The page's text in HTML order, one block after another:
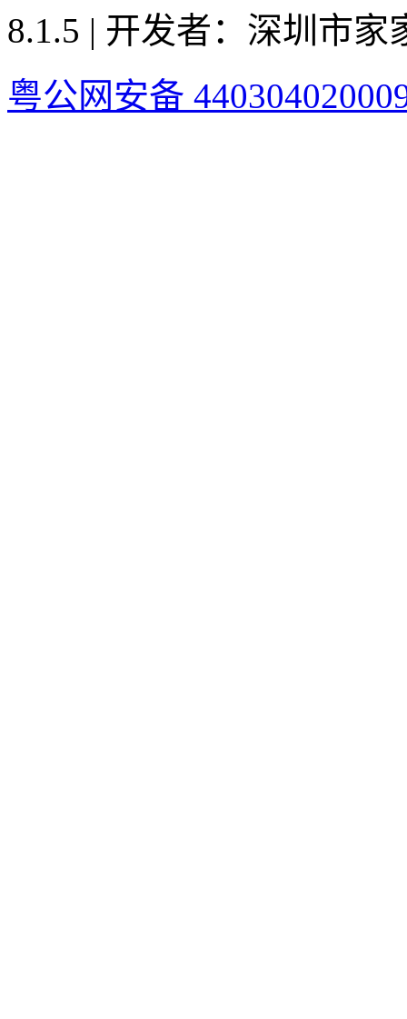
8.1.5 | 开发者：深圳市
粤公网安备